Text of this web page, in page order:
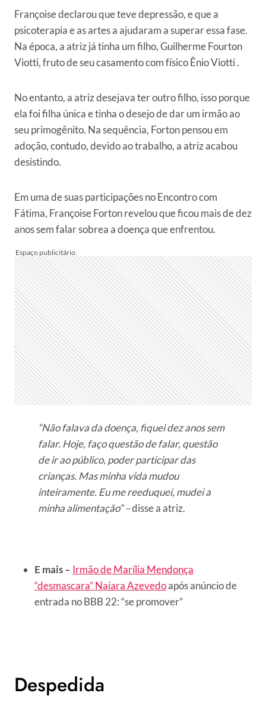
Françoise declarou que teve depressão, e que a
psicoterapia e as artes a ajudaram a superar essa fase.
Na época, a atriz já tinha um filho, Guilherme Fourton
Viotti, fruto de seu casamento com físico Ênio Viotti .
No entanto, a atriz desejava ter outro filho, isso porque
ela foi filha única e tinha o desejo de dar um irmão ao
seu primogênito. Na sequência, Forton pensou em
adoção, contudo, devido ao trabalho, a atriz acabou
desistindo.
Em uma de suas participações no Encontro com
Fátima, Françoise Forton revelou que ficou mais de dez
anos sem falar sobrea a doença que enfrentou.
“Não falava da doença, fiquei dez anos sem
falar. Hoje, faço questão de falar, questão
de ir ao público, poder participar das
crianças. Mas minha vida mudou
inteiramente. Eu me reeduquei, mudei a
minha alimentação” –disse a atriz.
E mais – Irmão de Marília Mendonça
“desmascara” Naiara Azevedoapós anúncio de
entrada no BBB 22: “se promover”
Despedida